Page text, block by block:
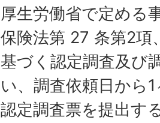
厚生労働省で定める
保険法第 27 条第2
基づく認定調査及び
い、調査依頼日から
認定調査票を提出す